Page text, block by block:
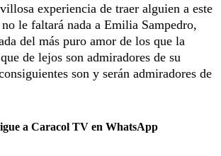
experiencia de traer alguien a este
le faltará nada a Emilia Sampedro,
del más puro amor de los que la
de lejos son admiradores de su
son y serán admiradores de
a Caracol TV en WhatsApp